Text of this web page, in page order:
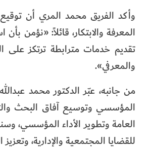
وأكد الفريق محمد المري أن
المعرفة والابتكار، قائلاً: «نؤمن
تقديم خدمات مترابطة ترتكز
والمعرفي».
من جانبه، عبّر الدكتور محمد
المؤسسي وتوسيع آفاق البحث
العامة وتطوير الأداء المؤسسي،
للقضايا المجتمعية والإدارية،